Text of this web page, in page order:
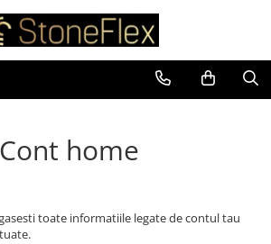
Cont home
toate informatiile legate de contul tau